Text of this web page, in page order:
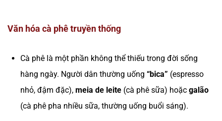
Văn hóa cà phê truyền thống
Cà phê là một phần không thể thiếu trong đời sống
hàng ngày. Người dân thường uống “bica” (espresso
nhỏ, đậm đặc), meia de leite(cà phê sữa) hoặc galão
(cà phê pha nhiều sữa, thường uống buổi sáng).